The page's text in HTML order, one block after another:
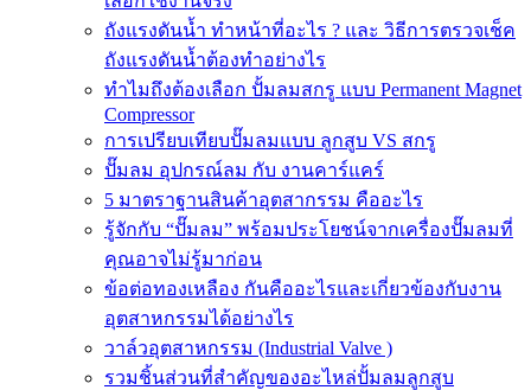
ถังแรงดันน้ำ ทำหน้าที่อะไร ? และ วิธีการตรวจเช็ค
ถังแรงดันน้ำต้องทำอย่างไร
ทำไมถึงต้องเลือก ปั้มลมสกรู แบบ Permanent Magnet
Compressor
การเปรียบเทียบปั๊มลมแบบ ลูกสูบ VS สกรู
ปั๊มลม อุปกรณ์ลม กับ งานคาร์แคร์
5 มาตราฐานสินค้าอุตสากรรม คืออะไร
รู้จักกับ “ปั๊มลม” พร้อมประโยชน์จากเครื่องปั๊มลมที่
คุณอาจไม่รู้มาก่อน
ข้อต่อทองเหลือง กันคืออะไรและเกี่ยวข้องกับงาน
อุตสาหกรรมได้อย่างไร
วาล์วอุตสาหกรรม (Industrial Valve )
รวมชิ้นส่วนที่สำคัญของอะไหล่ปั้มลมลูกสูบ